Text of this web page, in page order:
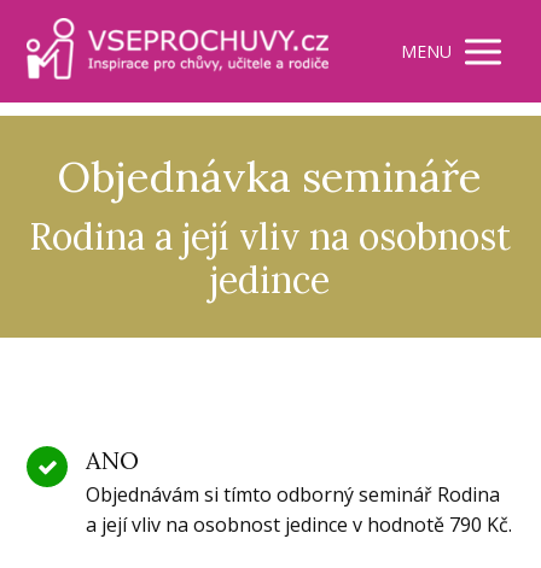
MENU
Objednávka semináře
Rodina a její vliv na osobnost
jedince
ANO
Objednávám si tímto odborný seminář Rodina
a její vliv na osobnost jedince v hodnotě 790 Kč.